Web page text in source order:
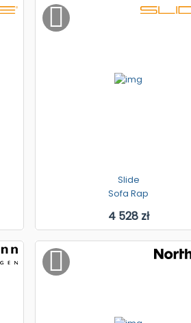
Slide
Sofa Rap
4 528 zł